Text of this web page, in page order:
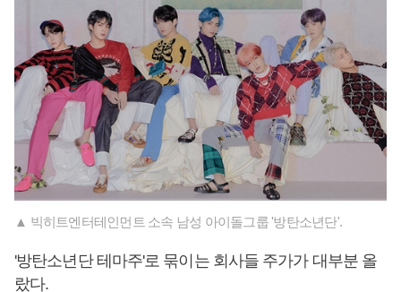
▲ 빅히트엔터테인먼트 소속 남성 아이돌그룹 '방탄소년단'.
'방탄소년단 테마주'로 묶이는 회사들 주가가 대부분 올
랐다.